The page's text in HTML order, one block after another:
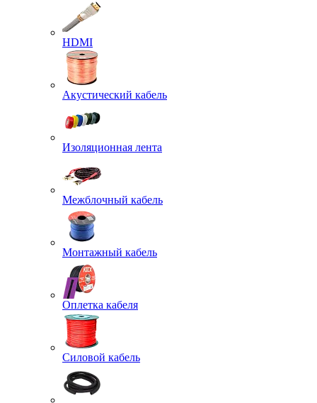
HDMI
Акустический кабель
Изоляционная лента
Межблочный кабель
Монтажный кабель
Оплетка кабеля
Силовой кабель